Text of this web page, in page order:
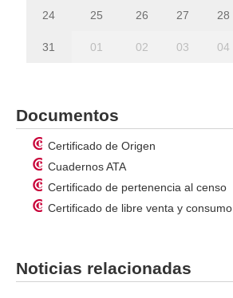
24 25 26 27 28
31 01 02 03 04
Documentos
Certificado de Origen
Cuadernos ATA
Certificado de pertenencia al censo
Certificado de libre venta y consumo
Noticias relacionadas